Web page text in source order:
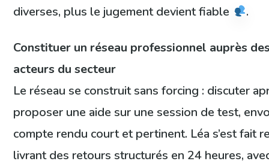
diverses, plus le jugement devient fiable
.
Constituer un réseau professionnel auprès
acteurs du secteur
Le réseau se construit sans forcing : discuter
proposer une aide sur une session de test,
compte rendu court et pertinent. Léa s’est fait
livrant des retours structurés en 24 heures,